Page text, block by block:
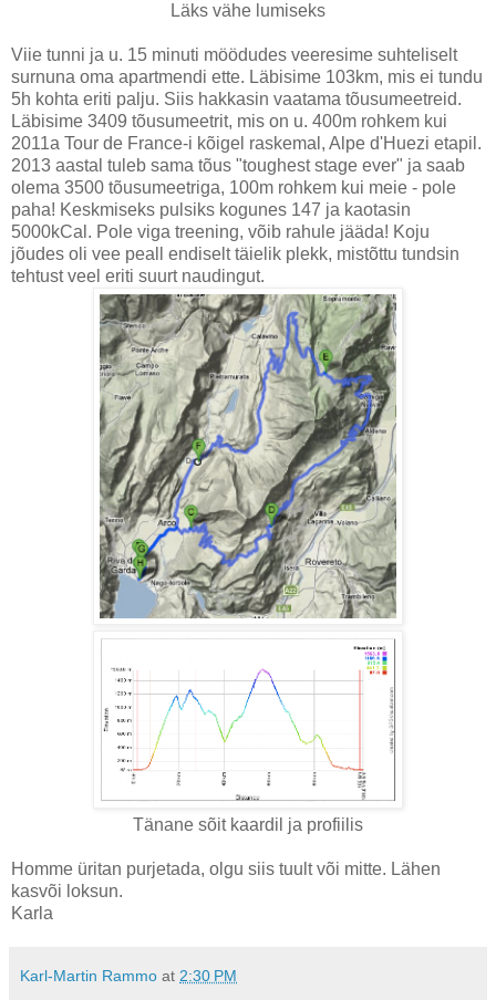
Läks vähe lumiseks
Viie tunni ja u. 15 minuti möödudes veeresime suhteliselt
surnuna oma apartmendi ette. Läbisime 103km, mis ei tundu
5h kohta eriti palju. Siis hakkasin vaatama tõusumeetreid.
Läbisime 3409 tõusumeetrit, mis on u. 400m rohkem kui
2011a Tour de France-i kõigel raskemal, Alpe d'Huezi etapil.
2013 aastal tuleb sama tõus "toughest stage ever" ja saab
olema 3500 tõusumeetriga, 100m rohkem kui meie - pole
paha! Keskmiseks pulsiks kogunes 147 ja kaotasin
5000kCal. Pole viga treening, võib rahule jääda! Koju
jõudes oli vee peall endiselt täielik plekk, mistõttu tundsin
tehtust veel eriti suurt naudingut.
Tänane sõit kaardil ja profiilis
Homme üritan purjetada, olgu siis tuult või mitte. Lähen
kasvõi loksun.
Karla
Karl-Martin Rammo at 2:30 PM